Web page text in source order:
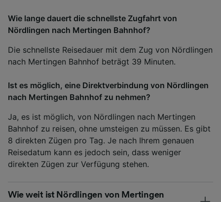
Wie lange dauert die schnellste Zugfahrt von
Nördlingen nach Mertingen Bahnhof?
Die schnellste Reisedauer mit dem Zug von Nördlingen
nach Mertingen Bahnhof beträgt 39 Minuten.
Ist es möglich, eine Direktverbindung von Nördlingen
nach Mertingen Bahnhof zu nehmen?
Ja, es ist möglich, von Nördlingen nach Mertingen
Bahnhof zu reisen, ohne umsteigen zu müssen. Es gibt
8 direkten Zügen pro Tag. Je nach Ihrem genauen
Reisedatum kann es jedoch sein, dass weniger
direkten Zügen zur Verfügung stehen.
Wie weit ist Nördlingen von Mertingen